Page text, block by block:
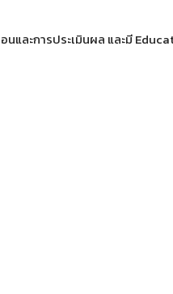
และการประเมินผล และมี